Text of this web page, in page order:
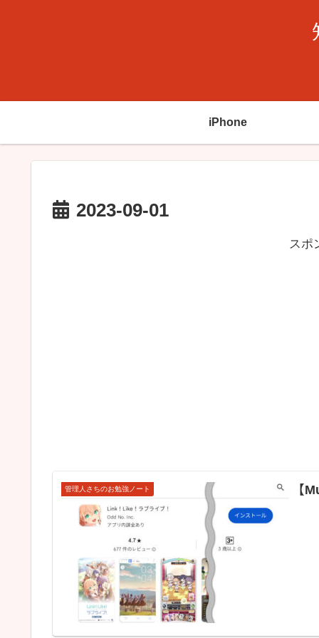
iPhone
2023-09-01
スポ
管理人さちのお勉強ノート 【